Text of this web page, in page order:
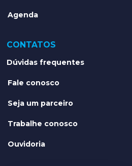
Agenda
CONTATOS
Dúvidas frequentes
Fale conosco
Seja um parceiro
Trabalhe conosco
Ouvidoria